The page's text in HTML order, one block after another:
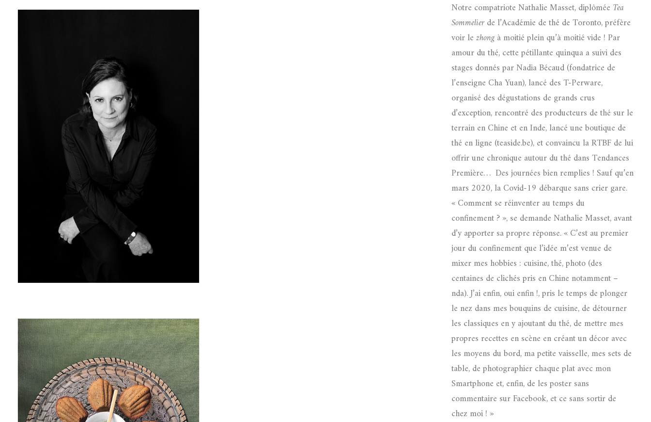
© Frédérique Mahy
Notre compatriote Nathalie Masset, diplômée Tea
Sommelierde l’Académie de thé de Toronto, préfère
voir lezhongà moitié plein qu’à moitié vide ! Par
amour du thé, cette pétillante quinqua a suivi des
stages donnés par Nadia Bécaud (fondatrice de
l’enseigne Cha Yuan), lancé des T-Perware,
organisé des dégustations de grands crus
d’exception, rencontré des producteurs de thé sur le
terrain en Chine et en Inde, lancé une boutique de
thé en ligne (teaside.be), et convaincu la RTBF de lui
offrir une chronique autour du thé dans Tendances
Première… Des journées bien remplies ! Sauf qu’en
mars 2020, la Covid-19 débarque sans crier gare.
« Comment se réinventer au temps du
confinement ? », se demande Nathalie Masset, avant
d’y apporter sa propre réponse. « C’est au premier
jour du confinement que l’idée m’est venue de
mixer mes hobbies : cuisine, thé, photo (des
centaines de clichés pris en Chine notamment –
nda). J’ai enfin, oui enfin !, pris le temps de plonger
le nez dans mes bouquins de cuisine, de détourner
les classiques en y ajoutant du thé, de mettre mes
propres recettes en scène en créant un décor avec
les moyens du bord, ma petite vaisselle, mes sets de
table, de photographier chaque plat avec mon
Smartphone et, enfin, de les poster sans
commentaire sur Facebook, et ce sans sortir de
chez moi ! »